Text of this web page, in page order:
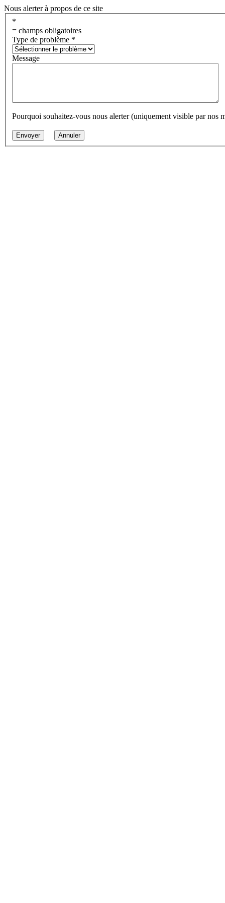
Nous alerter à propos de ce site
*
= champs obligatoires
Type de problème *
Message
Pourquoi souhaitez-vous nous alerter (uniquement visible par nos